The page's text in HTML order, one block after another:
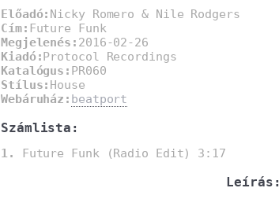
Előadó: Nicky Romero & Nile Rodgers
Cím: Future Funk
Megjelenés: 2016-02-26
Kiadó:Protocol Recordings
Katalógus: PR060
Stílus: House
Webáruház: beatport
Számlista:
1. Future Funk (Radio Edit) 3:17
Leírás: